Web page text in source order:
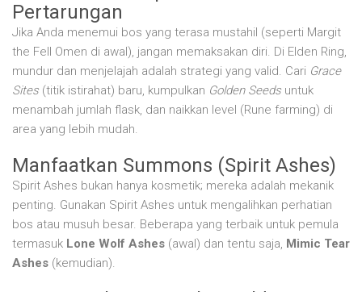
Pertarungan
Jika Anda menemui bos yang terasa mustahil (seperti Margit
the Fell Omen di awal), jangan memaksakan diri. Di Elden Ring,
mundur dan menjelajah adalah strategi yang valid. Cari Grace
Sites (titik istirahat) baru, kumpulkan Golden Seeds untuk
menambah jumlah flask, dan naikkan level (Rune farming) di
area yang lebih mudah.
Manfaatkan Summons (Spirit Ashes)
Spirit Ashes bukan hanya kosmetik; mereka adalah mekanik
penting. Gunakan Spirit Ashes untuk mengalihkan perhatian
bos atau musuh besar. Beberapa yang terbaik untuk pemula
termasuk Lone Wolf Ashes (awal) dan tentu saja, Mimic Tear
Ashes (kemudian).